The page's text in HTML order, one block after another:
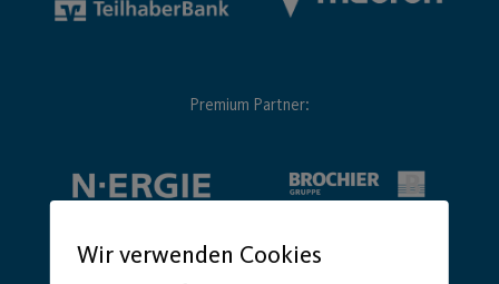
Premium Partner:
Wir verwenden Cookies